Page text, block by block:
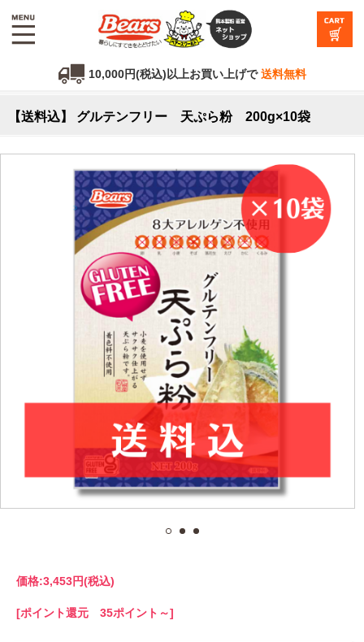
10,000円(税込)以上お買い上げで送料無料
【送料込】 グルテンフリー 天ぷら粉 200g×10袋
価格:3,453円(税込)
[ポイント還元 35ポイント～]